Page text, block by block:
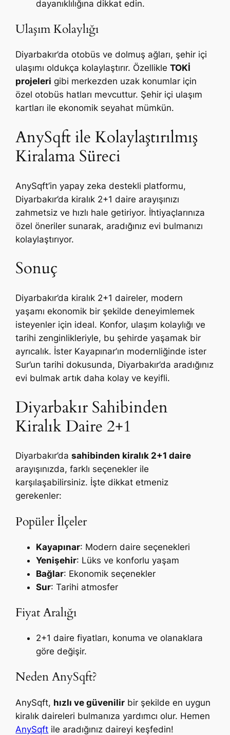
dayanıklılığına dikkat edin.
Ulaşım Kolaylığı
Diyarbakır’da otobüs ve dolmuş ağları, şehir içi
ulaşımı oldukça kolaylaştırır. ÖzellikleTOKİ
projeleri gibi merkezden uzak konumlar için
özel otobüs hatları mevcuttur. Şehir içi ulaşım
kartları ile ekonomik seyahat mümkün.
AnySqft ile Kolaylaştırılmış
Kiralama Süreci
AnySqft’in yapay zeka destekli platformu,
Diyarbakır’da kiralık 2+1 daire arayışınızı
zahmetsiz ve hızlı hale getiriyor. İhtiyaçlarınıza
özel öneriler sunarak, aradığınız evi bulmanızı
kolaylaştırıyor.
Sonuç
Diyarbakır’da kiralık 2+1 daireler, modern
yaşamı ekonomik bir şekilde deneyimlemek
isteyenler için ideal. Konfor, ulaşım kolaylığı ve
tarihi zenginlikleriyle, bu şehirde yaşamak bir
ayrıcalık. İster Kayapınar’ın modernliğinde ister
Sur’un tarihi dokusunda, Diyarbakır’da aradığınız
evi bulmak artık daha kolay ve keyifli.
Diyarbakır Sahibinden
Kiralık Daire 2+1
Diyarbakır’dasahibinden kiralık 2+1 daire
arayışınızda, farklı seçenekler ile
karşılaşabilirsiniz. İşte dikkat etmeniz
gerekenler:
Popüler İlçeler
Kayapınar: Modern daire seçenekleri
Yenişehir: Lüks ve konforlu yaşam
Bağlar: Ekonomik seçenekler
Sur: Tarihi atmosfer
Fiyat Aralığı
2+1 daire fiyatları, konuma ve olanaklara
göre değişir.
Neden AnySqft?
AnySqft, hızlı ve güvenilir bir şekilde en uygun
kiralık daireleri bulmanıza yardımcı olur. Hemen
AnySqft ile aradığınız daireyi keşfedin!